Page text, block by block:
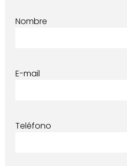
Nombre
E-mail
Teléfono